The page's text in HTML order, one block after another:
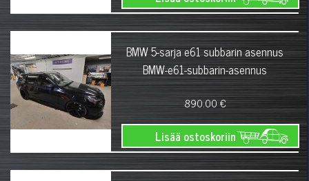
BMW 5-sarja e61 subbarin asennus
BMW-e61-subbarin-asennus
890.00 €
Lisää ostoskoriin